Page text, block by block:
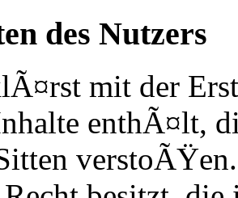
des Nutzers
mit der
enthÃ¤lt,